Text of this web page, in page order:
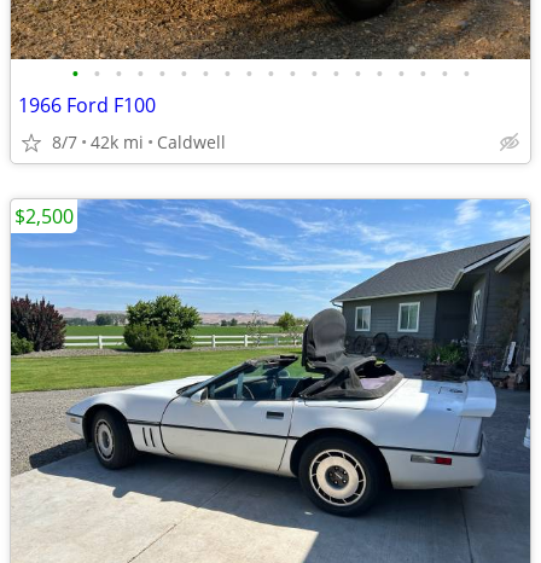
• • • • • • • • • • • • • • • • • • •
1966 Ford F100
8/7 42k mi Caldwell
$2,500